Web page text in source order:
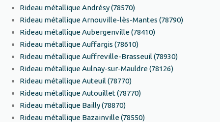
Rideau métallique Andrésy (78570)
Rideau métallique Arnouville-lès-Mantes (78790)
Rideau métallique Aubergenville (78410)
Rideau métallique Auffargis (78610)
Rideau métallique Auffreville-Brasseuil (78930)
Rideau métallique Aulnay-sur-Mauldre (78126)
Rideau métallique Auteuil (78770)
Rideau métallique Autouillet (78770)
Rideau métallique Bailly (78870)
Rideau métallique Bazainville (78550)